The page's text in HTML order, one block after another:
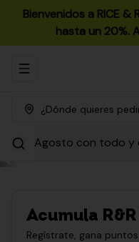
Bienvenidos a RICE
hasta un 20%.
Abrir menu de navegación
¿Dónde quieres
Agosto con todo y
Acumula
Regístrate, gana